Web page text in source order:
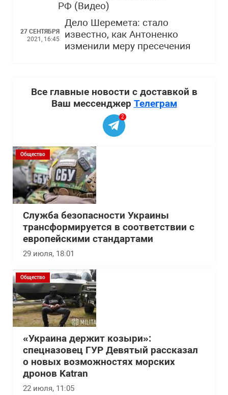
РФ (Видео)
27 СЕНТЯБРЯ
2021, 16:45
Дело Шеремета: стало
известно, как Антоненко
изменили меру пресечения
Все главные новости с доставкой в
Ваш мессенджер Телеграм
2
Общество
Служба безопасности Украины
трансформируется в соответствии с
европейскими стандартами
29 июля, 18:01
Общество
«Украина держит козыри»:
спецназовец ГУР Девятый рассказал
о новых возможностях морских
дронов Katran
22 июля, 11:05